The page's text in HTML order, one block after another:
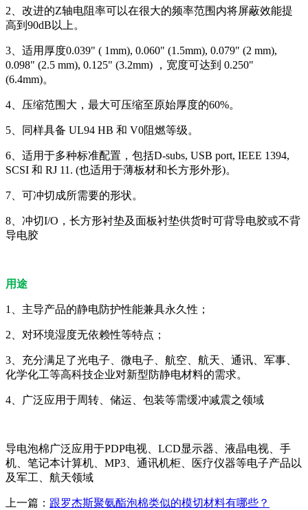
2、改进的Z轴电阻率可以在很大的频率范围内将屏蔽效能提
高到90dB以上。
3、适用厚度0.039" ( 1mm), 0.060" (1.5mm), 0.079" (2 mm),
0.098" (2.5 mm), 0.125" (3.2mm) ，宽度可达到 0.250"
(6.4mm)。
4、压缩范围大，最大可压缩至原始厚度的60%。
5、同样具备 UL94 HB 和 V0阻燃等级。
6、适用于多种标准配置，包括D-subs, USB port, IEEE 1394,
SCSI 和 RJ 11. (也适用于薄板材和长方形外形)。
7、可冲切成所需要的形状。
8、冲切I/O，长方形衬垫及面板衬垫供货时可背导电胶或不背
导电胶
用途
1、主导产品的静电防护性能兼具永久性；
2、对环境湿度无依赖性等特点；
3、充分满足了光电子、微电子、航空、航天、通讯、军事、
化学化工等高科技企业对新型防静电材料的需求。
4、广泛应用于周转、储运、包装等需缓冲减震之领域
导电泡棉广泛应用于PDP电视、LCD显示器、液晶电视、手
机、笔记本计算机、MP3、通讯机柜、医疗仪器等电子产品以
及军工、航天领域
上一篇： 跟罗杰斯聚氨酯泡棉类似的模切材料有哪些？